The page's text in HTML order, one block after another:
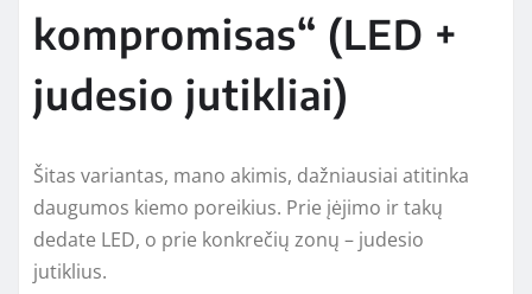
kompromisas“ (LED +
judesio jutikliai)
Šitas variantas, mano akimis, dažniausiai atitinka
daugumos kiemo poreikius. Prie įėjimo ir takų
dedate LED, o prie konkrečių zonų – judesio
jutiklius.